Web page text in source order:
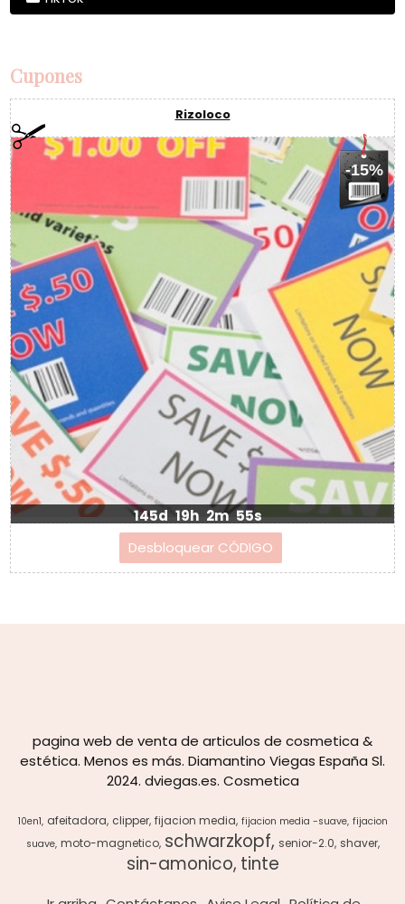
Cupones
Rizoloco
-15%
145d 19h 2m 55s
pagina web de venta de articulos de cosmetica &
estética. Menos es más. Diamantino Viegas España Sl.
2024. dviegas.es. Cosmetica
10en1 afeitadora clipper fijacion media fijacion media -suave fijacion
suave moto-magnetico schwarzkopf senior-2.0 shaver
sin-amonico tinte